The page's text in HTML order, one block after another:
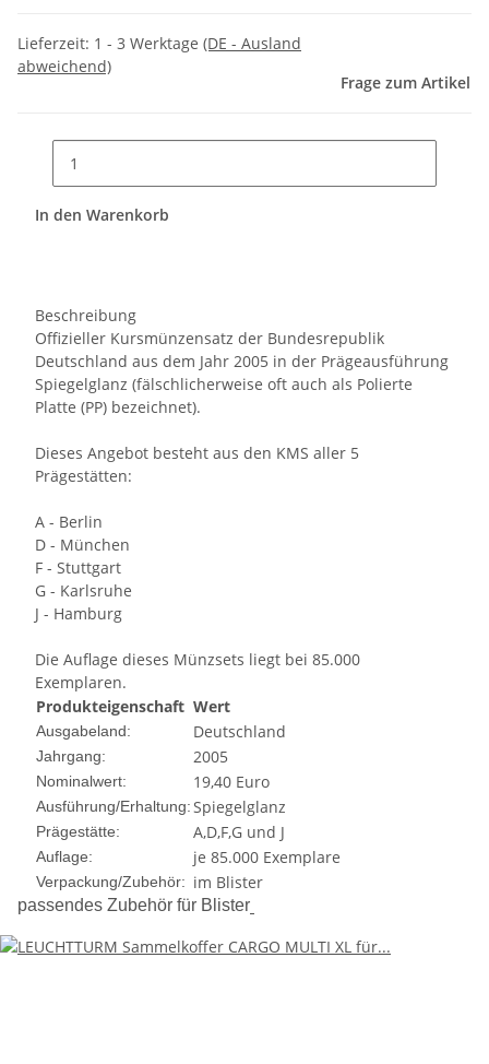
Lieferzeit: 1 - 3 Werktage (DE - Ausland
abweichend)
Frage zum Artikel
In den Warenkorb
Beschreibung
Offizieller Kursmünzensatz der Bundesrepublik
Deutschland aus dem Jahr 2005 in der Prägeausführung
Spiegelglanz (fälschlicherweise oft auch als Polierte
Platte (PP) bezeichnet).
Dieses Angebot besteht aus den KMS aller 5
Prägestätten:
A - Berlin
D - München
F - Stuttgart
G - Karlsruhe
J - Hamburg
Die Auflage dieses Münzsets liegt bei 85.000
Exemplaren.
Produkteigenschaft Wert
Ausgabeland: Deutschland
Jahrgang: 2005
Nominalwert: 19,40 Euro
Ausführung/Erhaltung:Spiegelglanz
Prägestätte: A,D,F,G und J
Auflage: je 85.000 Exemplare
Verpackung/Zubehör: im Blister
passendes Zubehör für Blister